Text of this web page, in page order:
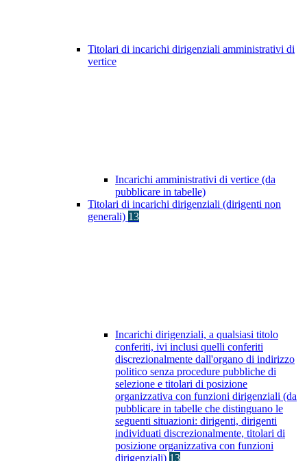
Titolari di incarichi dirigenziali amministrativi di
vertice
Incarichi amministrativi di vertice (da
pubblicare in tabelle)
Titolari di incarichi dirigenziali (dirigenti non
generali) 13
Incarichi dirigenziali, a qualsiasi titolo
conferiti, ivi inclusi quelli conferiti
discrezionalmente dall'organo di indirizzo
politico senza procedure pubbliche di
selezione e titolari di posizione
organizzativa con funzioni dirigenziali (da
pubblicare in tabelle che distinguano le
seguenti situazioni: dirigenti, dirigenti
individuati discrezionalmente, titolari di
posizione organizzativa con funzioni
dirigenziali) 13